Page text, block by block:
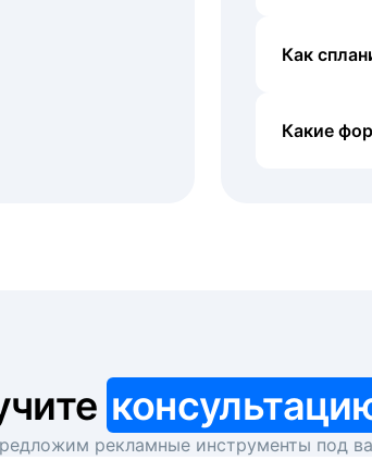
Как
Какие
рекламные инструменты под